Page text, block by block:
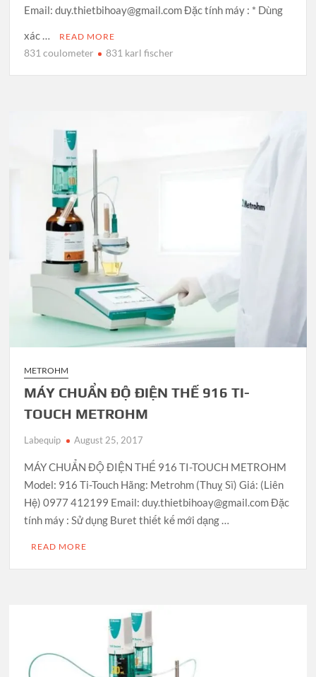
Email: duy.thietbihoay@gmail.com Đặc tính máy : * Dùng
xác …
READ MORE
831 coulometer 831 karl fischer
METROHM
MÁY CHUẨN ĐỘ ĐIỆN THẾ 916 TI-
TOUCH METROHM
Labequip August 25, 2017
MÁY CHUẨN ĐỘ ĐIỆN THẾ 916 TI-TOUCH METROHM
Model: 916 Ti-Touch Hãng: Metrohm (Thuỵ Sĩ) Giá: (Liên
Hệ) 0977 412199 Email: duy.thietbihoay@gmail.com Đặc
tính máy : Sử dụng Buret thiết kế mới dạng …
READ MORE